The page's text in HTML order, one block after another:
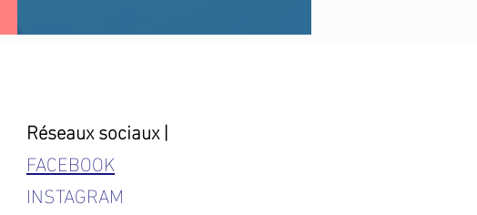
Réseaux sociaux |
FACEBOOK
INSTAGRAM